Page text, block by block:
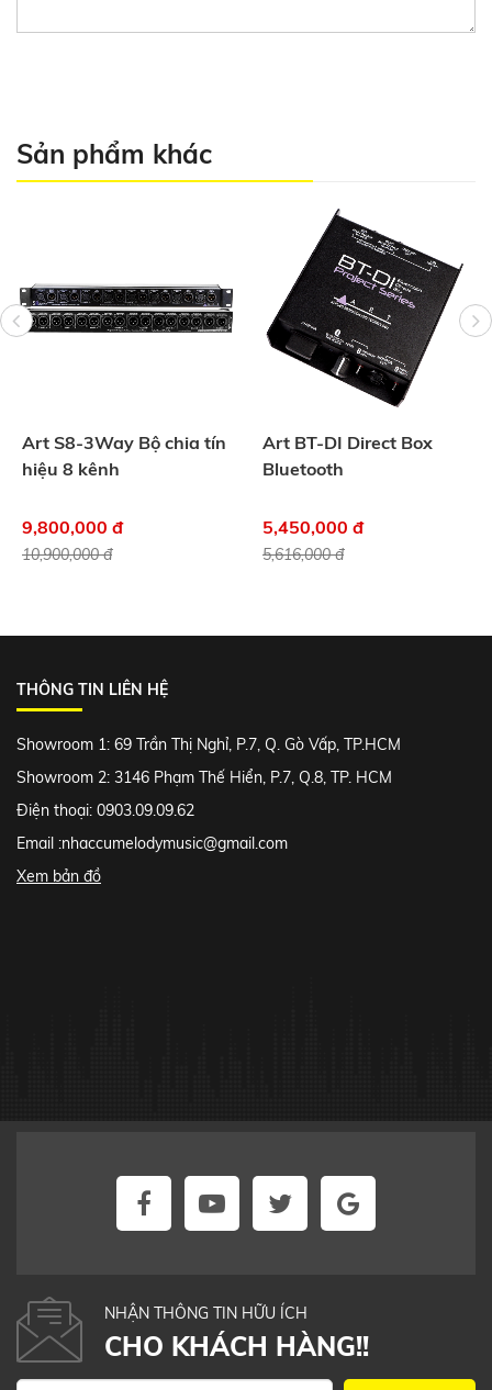
Sản phẩm khác
Art S8-3Way Bộ chia tín
hiệu 8 kênh
9,800,000 đ
10,900,000 đ
Art BT-DI Direct Box
Bluetooth
5,450,000 đ
5,616,000 đ
THÔNG TIN LIÊN HỆ
Showroom 1: 69 Trần Thị Nghỉ, P.7, Q. Gò Vấp, TP.HCM
Showroom 2: 3146 Phạm Thế Hiển, P.7, Q.8, TP. HCM
Điện thoại: 0903.09.09.62
Email :nhaccumelodymusic@gmail.com
Xem bản đồ
NHẬN THÔNG TIN HỮU ÍCH
CHO KHÁCH HÀNG!!